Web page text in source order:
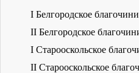
I Белгородское
II Белгородское
I Старооскольское
II Старооскольское